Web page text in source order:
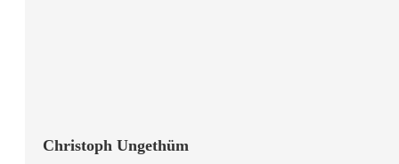
Christoph Ungethüm